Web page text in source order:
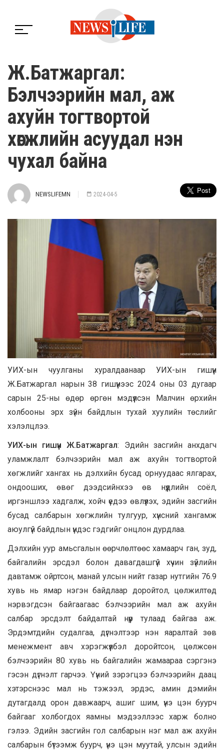
Ж.Батжаргал:
Бэлчээрийн мал, аж
ахуйн тогтвортой
хөгжлийн асуудал нэн
чухал байна
NEWSLIFEMN 2024-04-5
УИХ-ын чуулганы хуралдаанаар УИХ-ын гишүүн
Ж.Батжаргал нарын 38 гишүүнээс 2024 оны 03 дугаар
сарын 25-ны өдөр өргөн мэдүүлсэн Малчин өрхийн
холбооны эрх зүйн байдлын тухай хуулийн төслийг
хэлэлцлээ.
УИХ-ын гишүүн Ж.Батжаргал: Эдийн засгийн анхдагч
уламжлалт бэлчээрийн мал аж ахуйн тогтвортой
хөгжлийг хангах нь дэлхийн бусад орнуудаас ялгарах,
ондооших, өвөг дээдсийнхээ өв нүүдлийн соёл,
иргэншлээ хадгалж, хойч үедээ өвлүүлэх, эдийн засгийн
бусад салбарын хөгжлийн тулгуур, хүнсний хангамж
аюулгүй байдлын үндэс гэдгийг онцлон дурдлаа.
Дэлхийн уур амьсгалын өөрчлөлтөөс хамаарч ган, зуд,
байгалийн эрсдэл болон давагдашгүй хүчин зүйлийн
давтамж ойртсон, манай улсын нийт газар нутгийн 76.9
хувь нь ямар нэгэн байдлаар доройтол, цөлжилтөд
нэрвэгдсэн байгаагаас бэлчээрийн мал аж ахуйн
салбар эрсдэлт байдалтай нүүр тулаад байгаа аж.
Эрдэмтдийн судалгаа, дүгнэлтээр нэн яаралтай зөв
менежмент авч хэрэгжүүлбэл доройтсон, цөлжсөн
бэлчээрийн 80 хувь нь байгалийн жамаараа сэргэнэ
гэсэн дүгнэлт гарчээ. Үүний зэрэгцээ бэлчээрийн даац
хэтэрснээс мал нь тэжээл, эрдэс, амин дэмийн
дутагдалд орон давжаарч, ашиг шим, үнэ цэн буурч
байгааг холбогдох яамны мэдээллээс харж болно
гэлээ. Эдийн засгийн гол салбарын нэг мал аж ахуйн
салбарын бүтээмж буурч, үнэ цэн муутай, улсын эдийн